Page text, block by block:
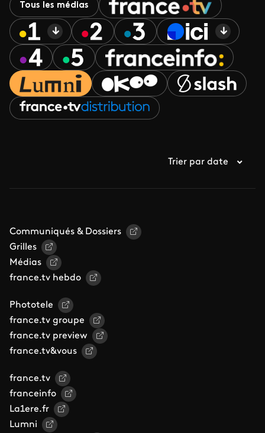
Tous les médias
Trier par date
Communiqués & Dossiers
Grilles
Médias
france.tv hebdo
Phototele
france.tv groupe
france.tv preview
france.tv&vous
france.tv
franceinfo
La1ere.fr
Lumni